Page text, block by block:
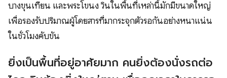
บางขุนเทียน และพระโขนง วินในพื้นที่เหล่านี้มักมีขนาดใหญ่
เพื่อรองรับปริมาณผู้โดยสารที่มากระจุกตัวรอกันอย่างหนาแน่น
ในชั่วโมงคับขัน
ยิ่งเป็นพื้นที่อยู่อาศัยมาก คนยิ่งต้องนั่งรถต่อ